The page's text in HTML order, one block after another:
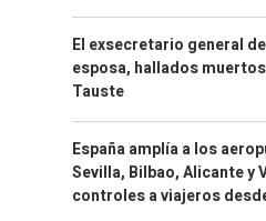
El exsecretario general de
esposa, hallados
Tauste
España amplía a los
Sevilla, Bilbao, Alicante y
controles a viajeros